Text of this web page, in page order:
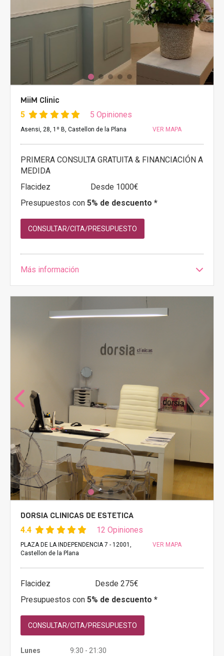
MiiM Clinic
5 5 Opiniones
Asensi, 28, 1º B, Castellon de la Plana VER MAPA
PRIMERA CONSULTA GRATUITA & FINANCIACIÓN A
MEDIDA
Flacidez
Desde 1000€
Presupuestos con 5% de descuento *
CONSULTAR/CITA/PRESUPUESTO
Más información
DORSIA CLINICAS DE ESTETICA
4.4 12 Opiniones
PLAZA DE LA INDEPENDENCIA 7 - 12001,
Castellon de la Plana
VER MAPA
Flacidez
Desde 275€
Presupuestos con 5% de descuento *
CONSULTAR/CITA/PRESUPUESTO
Lunes
9:30 - 21:30